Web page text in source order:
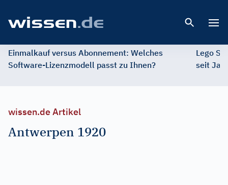
Einmalkauf versus Abonnement: Welches
Software-Lizenzmodell passt zu Ihnen?
Lego
seit
wissen.de Artikel
Antwerpen 1920